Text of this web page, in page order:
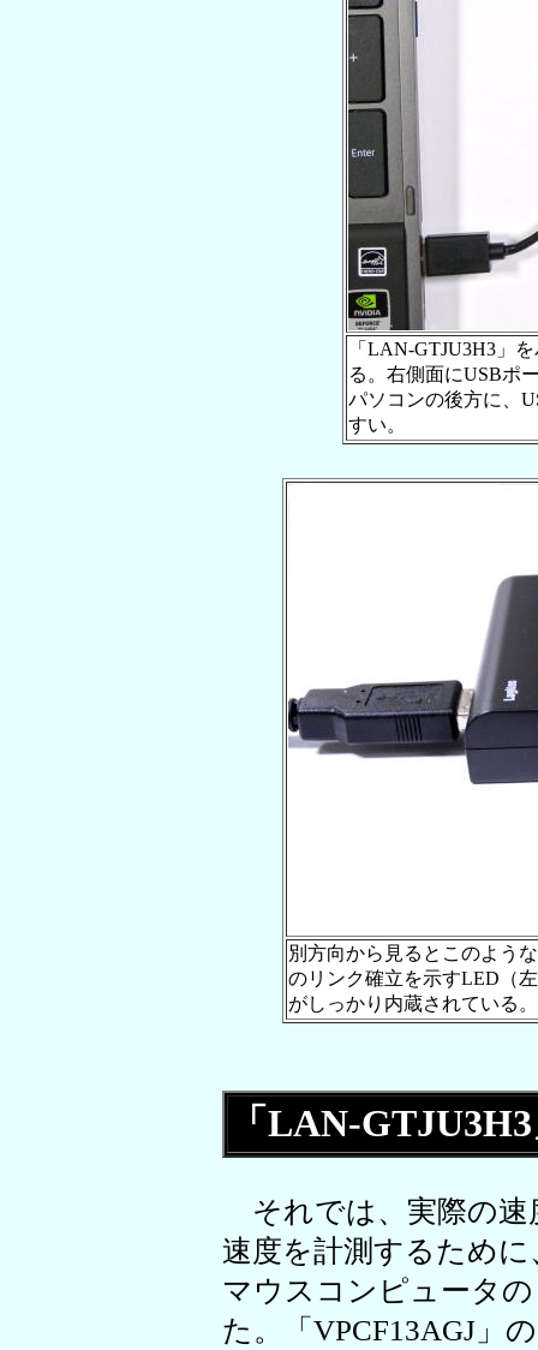
「LAN-GTJU3H3」
る。右側面にUSBポ
パソコンの後方に、
すい。
別方向から見るとこのよう
のリンク確立を示すLED（
がしっかり内蔵されている。
「LAN-
それでは、実際の速
速度を計測するために
マウスコンピュータ
た。「VPCF13AGJ」